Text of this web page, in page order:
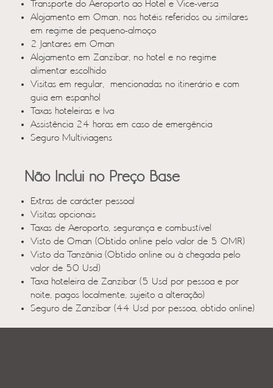
Transporte do Aeroporto ao Hotel e Vice-versa
Alojamento em Oman, nos hotéis referidos ou similares
em regime de pequeno-almoço
2 Jantares em Oman
Alojamento em Zanzibar, no hotel e no regime
alimentar escolhido
Visitas em regular, mencionadas no itinerário e com
guia em espanhol
Taxas hoteleiras e Iva
Assistência 24 horas em caso de emergência
Seguro Multiviagens
Não Inclui no Preço Base
Extras de carácter pessoal
Visitas opcionais
Taxas de Aeroporto, segurança e combustível
Visto de Oman (Obtido online pelo valor de 5 OMR)
Visto da Tanzânia (Obtido online ou à chegada pelo
valor de 50 Usd)
Taxa hoteleira de Zanzibar (5 Usd por pessoa e por
noite, pagos localmente, sujeito a alteração)
Seguro de Zanzibar (44 Usd por pessoa, obtido online)